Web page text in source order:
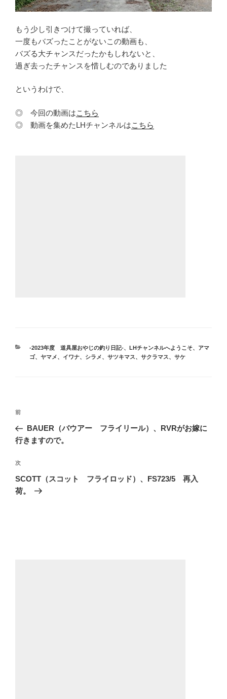
もう少し引きつけて撮っていれば、
一度もバズったことがないこの動画も、
バズる大チャンスだったかもしれないと、
過ぎ去ったチャンスを惜しむのでありました
というわけで、
◎ 今回の動画はこちら
◎ 動画を集めたLHチャンネルはこちら
カ
テ
-2023年度 道具屋おやじの釣り日記-、 LHチャンネルへようこそ、
アマ
ゴ、ヤマメ、イワナ、シラメ、サツキマス、サクラマス、サケ
投
ナ
ゲ
ー
シ
前
の
投
前
BAUER（バウアー フライリール）、RVRがお嫁に
行きますので。
次
の
投
次
SCOTT（スコット フライロッド）、FS723/5 再入
荷。